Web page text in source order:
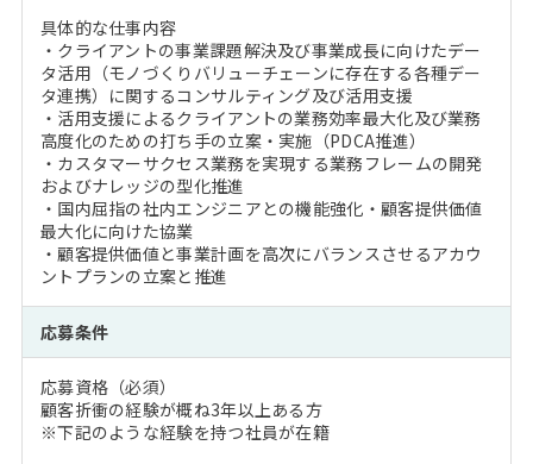
具体的な仕事内容
・クライアントの事業課題解決及び事業成長に向けたデー
タ活用（モノづくりバリューチェーンに存在する各種デー
タ連携）に関するコンサルティング及び活用支援
・活用支援によるクライアントの業務効率最大化及び業務
高度化のための打ち手の立案・実施（PDCA推進）
・カスタマーサクセス業務を実現する業務フレームの開発
およびナレッジの型化推進
・国内屈指の社内エンジニアとの機能強化・顧客提供価値
最大化に向けた協業
・顧客提供価値と事業計画を高次にバランスさせるアカウ
ントプランの立案と推進
応募条件
応募資格（必須）
顧客折衝の経験が概ね3年以上ある方
※下記のような経験を持つ社員が在籍